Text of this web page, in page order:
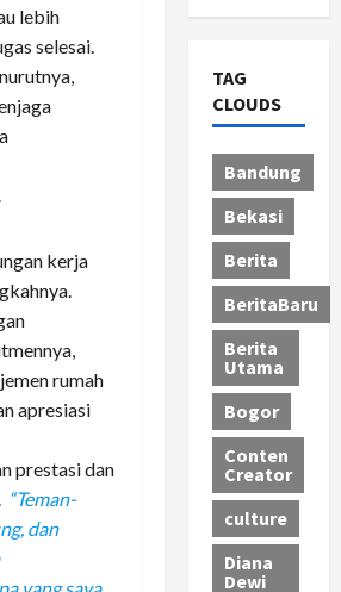
lebih
selesai.
kerja
rumah
apresiasi
prestasi dan
“Teman-
dan
TAG
CLOUDS
Bandung
Bekasi
Berita
BeritaBaru
Berita
Utama
Bogor
Conten
Creator
culture
Diana
Dewi